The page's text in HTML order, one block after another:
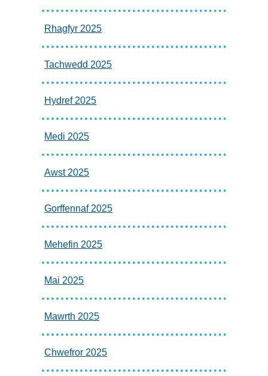
Rhagfyr 2025
Tachwedd 2025
Hydref 2025
Medi 2025
Awst 2025
Gorffennaf 2025
Mehefin 2025
Mai 2025
Mawrth 2025
Chwefror 2025